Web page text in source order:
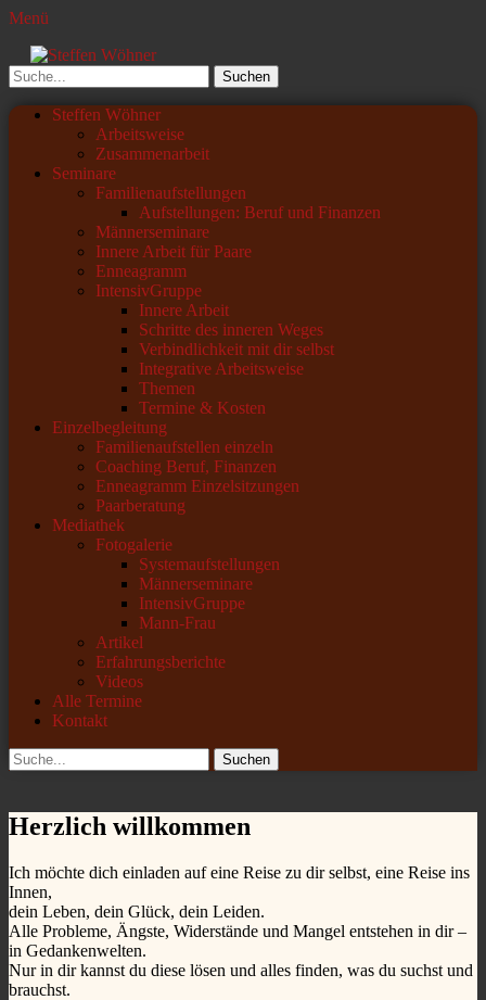
Menü
Steffen Wöhner
Lehrer und Seminarleiter
Suchen
nach:
Primäres
Zum
Steffen Wöhner
Arbeitsweise
Zusammenarbeit
Seminare
Familienaufstellungen
Aufstellungen: Beruf und Finanzen
Männerseminare
Innere Arbeit für Paare
Enneagramm
IntensivGruppe
Innere Arbeit
Schritte des inneren Weges
Verbindlichkeit mit dir selbst
Integrative Arbeitsweise
Themen
Termine & Kosten
Einzelbegleitung
Familienaufstellen einzeln
Coaching Beruf, Finanzen
Enneagramm Einzelsitzungen
Paarberatung
Mediathek
Fotogalerie
Systemaufstellungen
Männerseminare
IntensivGruppe
Mann-Frau
Artikel
Erfahrungsberichte
Videos
Alle Termine
Kontakt
Suchen
Suchen
nach:
Herzlich willkommen
Ich möchte dich einladen auf eine Reise zu dir selbst, eine Reise ins
Innen,
dein Leben, dein Glück, dein Leiden.
Alle Probleme, Ängste, Widerstände und Mangel entstehen in dir –
in Gedankenwelten.
Nur in dir kannst du diese lösen und alles finden, was du suchst und
brauchst.